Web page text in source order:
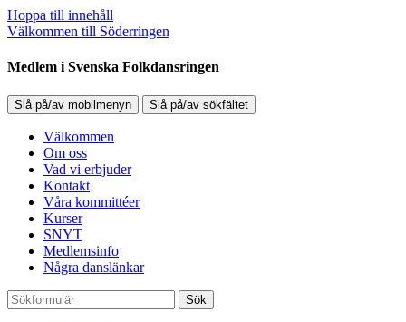
Hoppa till innehåll
Välkommen till Söderringen
Medlem i Svenska Folkdansringen
Slå på/av mobilmenyn Slå på/av sökfältet
Välkommen
Om oss
Vad vi erbjuder
Kontakt
Våra kommittéer
Kurser
SNYT
Medlemsinfo
Några danslänkar
Sök